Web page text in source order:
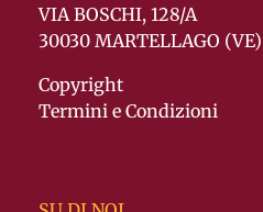
VIA BOSCHI, 128/A
30030 MARTELLAGO (VE)
Copyright
Termini e Condizioni